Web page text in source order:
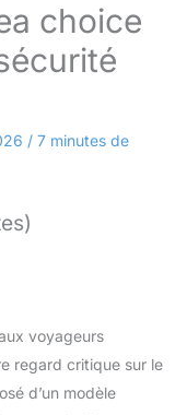
choice
/ 7 minutes de
voyageurs
regard critique sur le
d’un modèle